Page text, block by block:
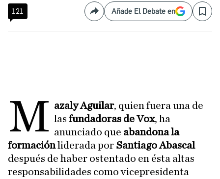
121 CompartirAñade El Debate en Save
M azaly Aguilar, quien fuera una de
las fundadoras de Vox, ha
anunciado que abandona la
formaciónliderada por Santiago Abascal
después de haber ostentado en ésta altas
responsabilidades como vicepresidenta